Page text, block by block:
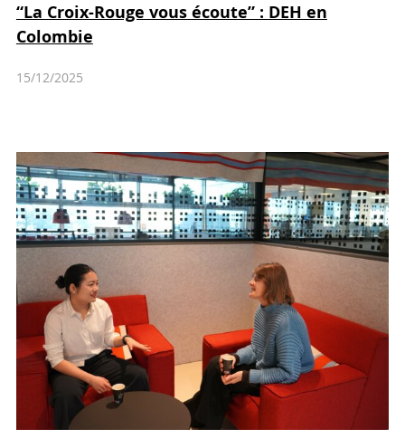
“La Croix-Rouge vous écoute” : DEH en
Colombie
15/12/2025